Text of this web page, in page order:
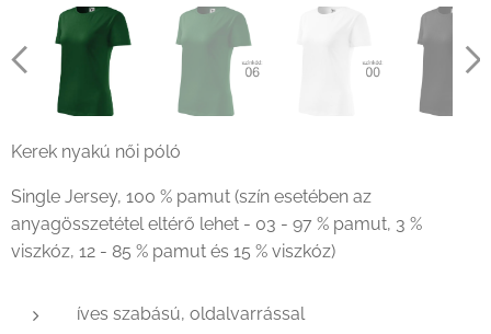
Kerek nyakú női póló
Single Jersey, 100 % pamut (szín esetében az
anyagösszetétel eltérő lehet - 03 - 97 % pamut, 3 %
viszkóz, 12 - 85 % pamut és 15 % viszkóz)
íves szabású, oldalvarrással